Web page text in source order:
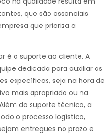
que são essenciais
que prioriza a
é o suporte ao cliente. A
dedicada para auxiliar os
específicas, seja na hora de
mais apropriado ou na
do suporte técnico, a
o processo logístico,
entregues no prazo e